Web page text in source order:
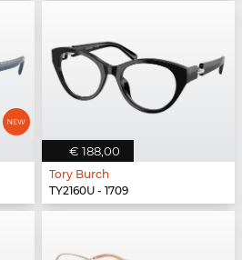
€ 188,00
Tory Burch
TY2160U - 1709